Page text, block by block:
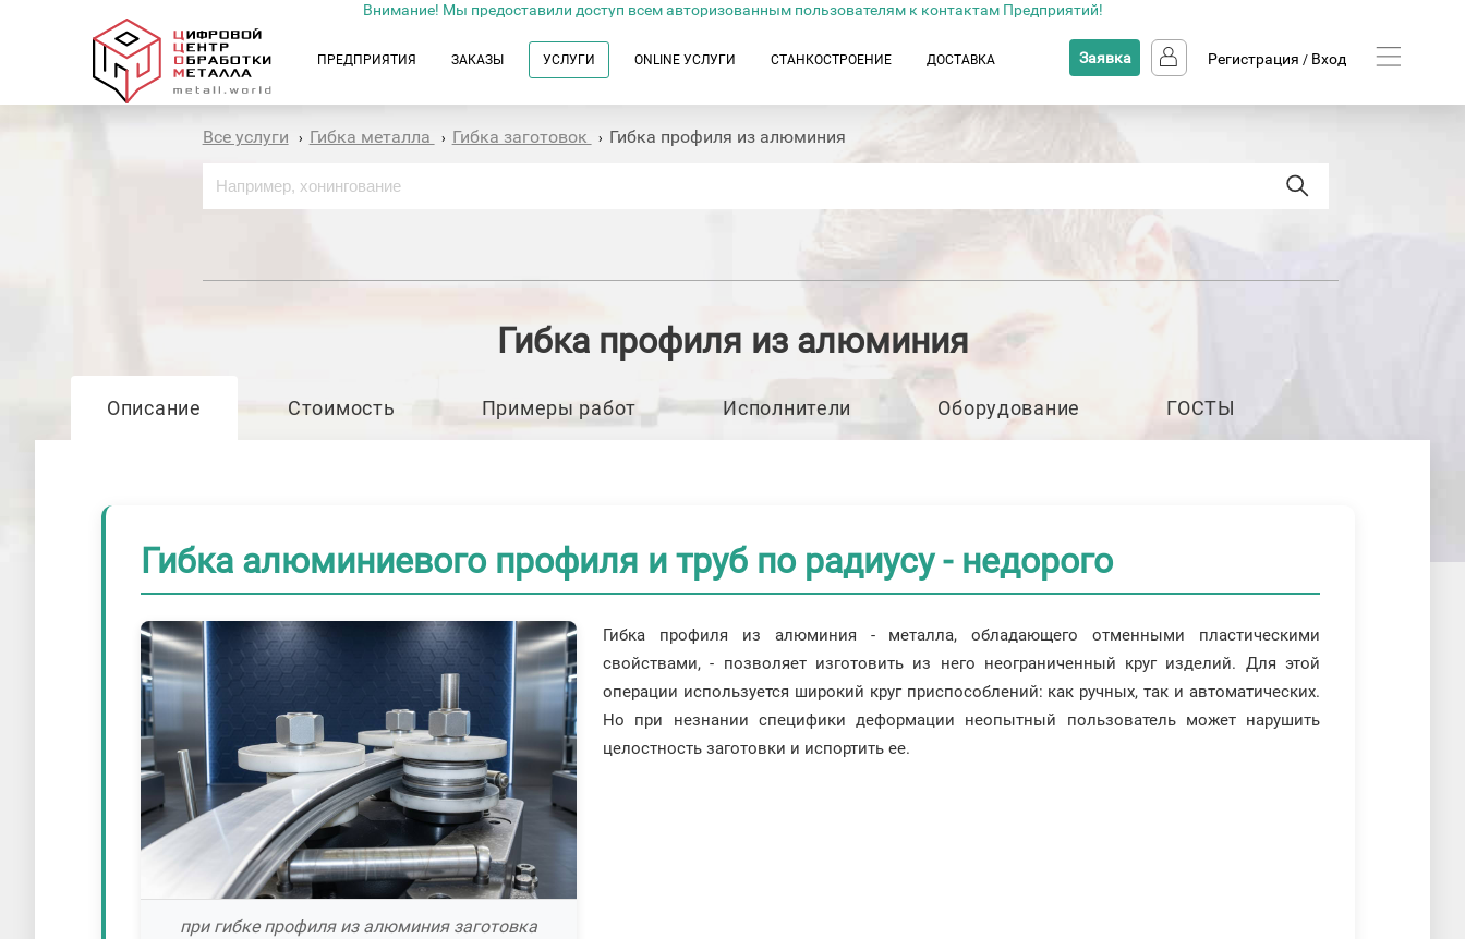
Внимание! Мы предоставили доступ всем авторизованным пользователям к контактам Предприятий!
ПРЕДПРИЯТИЯ ЗАКАЗЫ УСЛУГИ ONLINE УСЛУГИ СТАНКОСТРОЕНИЕ ДОСТАВКА Заявка Регистрация / Вход
Все услуги › Гибка металла › Гибка заготовок › Гибка профиля из алюминия
Гибка профиля из алюминия
Описание Стоимость Примеры работ Исполнители Оборудование ГОСТЫ
Гибка алюминиевого профиля и труб по радиусу - недорого
при гибке профиля из алюминия заготовка
Гибка профиля из алюминия - металла, обладающего отменными пластическими
свойствами, - позволяет изготовить из него неограниченный круг изделий. Для этой
операции используется широкий круг приспособлений: как ручных, так и автоматических.
Но при незнании специфики деформации неопытный пользователь может нарушить
целостность заготовки и испортить ее.